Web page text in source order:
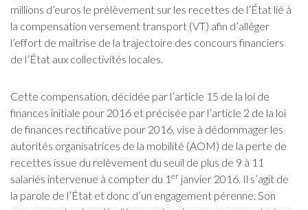
millions d’euros le prélèvement sur les recettes de l’État lié à
la compensation versement transport (VT) afin d’alléger
l’effort de maîtrise de la trajectoire des concours financiers
de l’État aux collectivités locales.
Cette compensation, décidée par l’article 15 de la loi de
finances initiale pour 2016 et précisée par l’article 2 de la loi
de finances rectificative pour 2016, vise à dédommager les
autorités organisatrices de la mobilité (AOM) de la perte de
recettes issue du relèvement du seuil de plus de 9 à 11
salariés intervenue à compter du 1 er janvier 2016. Il s’agit de
la parole de l’État et donc d’un engagement pérenne. Son